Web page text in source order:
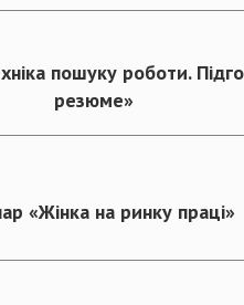
пошуку роботи.
резюме»
«Жінка на ринку праці»